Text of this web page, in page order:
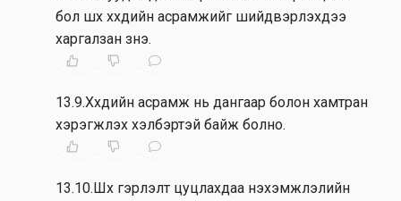
бол шүүх хүүхдийн асрамжийг шийдвэрлэхдээ
харгалзан үзнэ.
13.9.Хүүхдийн асрамж нь дангаар болон хамтран
хэрэгжүүлэх хэлбэртэй байж болно.
13.10.Шүүх гэрлэлт цуцлахдаа нэхэмжлэлийн